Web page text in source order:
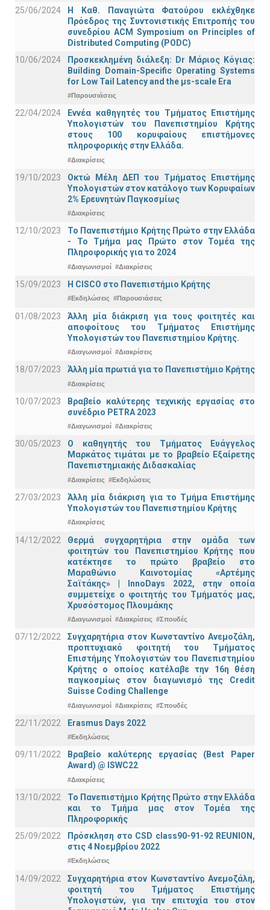
25/06/2024
Η Καθ. Παναγιώτα Φατούρου εκλέχθηκε
Πρόεδρος της Συντονιστικής Επιτροπής του
συνεδρίου ACM Symposium on Principles of
Distributed Computing (PODC)
10/06/2024
Προσκεκλημένη διάλεξη: Dr Μάριος Κόγιας:
Building Domain-Specific Operating Systems
for Low Tail Latency and the μs-scale Era
#Παρουσιάσεις
22/04/2024
Εννέα καθηγητές του Τμήματος Επιστήμης
Υπολογιστών του Πανεπιστημίου Κρήτης
στους 100 κορυφαίους επιστήμονες
πληροφορικής στην Ελλάδα.
#Διακρίσεις
19/10/2023
Οκτώ Μέλη ΔΕΠ του Τμήματος Επιστήμης
Υπολογιστών στον κατάλογο των Κορυφαίων
2% Ερευνητών Παγκοσμίως
#Διακρίσεις
12/10/2023
Το Πανεπιστήμιο Κρήτης Πρώτο στην Ελλάδα
- Το Τμήμα μας Πρώτο στον Τομέα της
Πληροφορικής για το 2024
#Διαγωνισμοί #Διακρίσεις
15/09/2023 Η CISCO στο Πανεπιστήμιο Κρήτης
#Εκδηλώσεις #Παρουσιάσεις
01/08/2023
Άλλη μία διάκριση για τους φοιτητές και
αποφοίτους του Τμήματος Επιστήμης
Υπολογιστών του Πανεπιστημίου Κρήτης.
#Διαγωνισμοί #Διακρίσεις
18/07/2023 Άλλη μία πρωτιά για το Πανεπιστήμιο Κρήτης
#Διακρίσεις
10/07/2023
Βραβείο καλύτερης τεχνικής εργασίας στο
συνέδριο PETRA 2023
#Διαγωνισμοί #Διακρίσεις
30/05/2023
Ο καθηγητής του Τμήματος Ευάγγελος
Μαρκάτος τιμάται με το βραβείο Εξαίρετης
Πανεπιστημιακής Διδασκαλίας
#Διακρίσεις #Εκδηλώσεις
27/03/2023
Άλλη μία διάκριση για το Τμήμα Επιστήμης
Υπολογιστών του Πανεπιστημίου Κρήτης
#Διακρίσεις
14/12/2022
Θερμά συγχαρητήρια στην ομάδα των
φοιτητών του Πανεπιστημίου Κρήτης που
κατέκτησε το πρώτο βραβείο στο
Μαραθώνιο Καινοτομίας «Αρτέμης
Σαϊτάκης» | InnoDays 2022, στην οποία
συμμετείχε ο φοιτητής του Τμήματός μας,
Χρυσόστομος Πλουμάκης
#Διαγωνισμοί #Διακρίσεις #Σπουδές
07/12/2022
Συγχαρητήρια στον Κωνσταντίνο Ανεμοζάλη,
προπτυχιακό φοιτητή του Τμήματος
Επιστήμης Υπολογιστών του Πανεπιστημίου
Κρήτης ο οποίος κατέλαβε την 16η θέση
παγκοσμίως στον διαγωνισμό της Credit
Suisse Coding Challenge
#Διαγωνισμοί #Διακρίσεις #Σπουδές
22/11/2022 Erasmus Days 2022
#Εκδηλώσεις
09/11/2022
Βραβείο καλύτερης εργασίας (Best Paper
Award) @ ISWC22
#Διακρίσεις
13/10/2022
Το Πανεπιστήμιο Κρήτης Πρώτο στην Ελλάδα
και το Τμήμα μας στον Τομέα της
Πληροφορικής
25/09/2022
Πρόσκληση στο CSD class90-91-92 REUNION,
στις 4 Νοεμβρίου 2022
#Εκδηλώσεις
14/09/2022
Συγχαρητήρια στον Κωνσταντίνο Ανεμοζάλη,
φοιτητή του Τμήματος Επιστήμης
Υπολογιστών, για την επιτυχία του στον